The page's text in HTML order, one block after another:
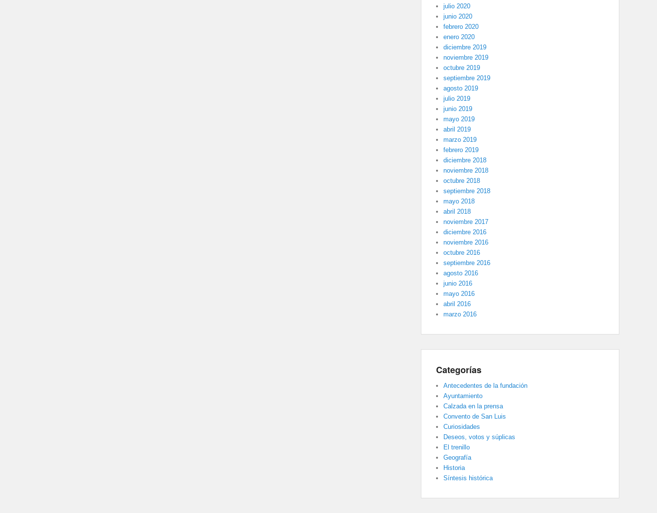
julio 2020
junio 2020
febrero 2020
enero 2020
diciembre 2019
noviembre 2019
octubre 2019
septiembre 2019
agosto 2019
julio 2019
junio 2019
mayo 2019
abril 2019
marzo 2019
febrero 2019
diciembre 2018
noviembre 2018
octubre 2018
septiembre 2018
mayo 2018
abril 2018
noviembre 2017
diciembre 2016
noviembre 2016
octubre 2016
septiembre 2016
agosto 2016
junio 2016
mayo 2016
abril 2016
marzo 2016
Categorías
Antecedentes de la fundación
Ayuntamiento
Calzada en la prensa
Convento de San Luis
Curiosidades
Deseos, votos y súplicas
El trenillo
Geografía
Historia
Síntesis histórica